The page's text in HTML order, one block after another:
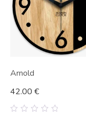
Arnold
42.00 €